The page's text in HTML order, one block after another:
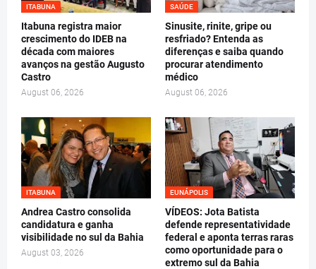
ITABUNA
Itabuna registra maior
crescimento do IDEB na
década com maiores
avanços na gestão Augusto
Castro
August 06, 2026
SAÚDE
Sinusite, rinite, gripe ou
resfriado? Entenda as
diferenças e saiba quando
procurar atendimento
médico
August 06, 2026
ITABUNA
Andrea Castro consolida
candidatura e ganha
visibilidade no sul da Bahia
August 03, 2026
EUNÁPOLIS
VÍDEOS: Jota Batista
defende representatividade
federal e aponta terras raras
como oportunidade para o
extremo sul da Bahia